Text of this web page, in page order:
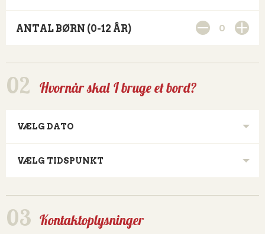
ANTAL BØRN (0-12 ÅR) 0
Hvornår skal I bruge et bord?
VÆLG DATO
VÆLG TIDSPUNKT
Kontaktoplysninger